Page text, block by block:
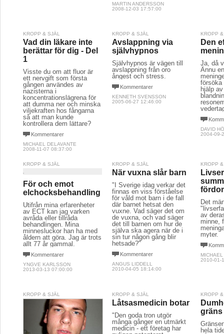
MARTIN ANDERSSON
2008-12-03 17:57:00
KROPP & SJÄL
Vad din läkare inte
berättar för dig - Del
1
Visste du om att fluor är
ett nervgift som första
gången användes av
nazisterna i
koncentrationslägrena för
att dumma ner och minska
viljekraften hos fångarna
så att man kunde
kontrollera dem lättare?
Kommentarer
MICHAEL DELAVANTE
2008-11-07 08:37:00
KROPP & SJÄL
Avslappning via
självhypnos
Självhypnos är vägen till
avslappning från oro
ångest och stress.
Kommentarer
KENNETH SVENSSON
2005-06-27 12:46:00
KROPP
Den
Ja, då
Ännu
försöka
hjälp
DAVID
2004-09-
KROPP & SJÄL
För och emot
elchocksbehandling
Utifrån mina erfarenheter
av ECT kan jag varken
avråda eller tillråda
behandlingen. Mina
minnesluckor han ha med
åldern att göra. Jag är trots
allt 77 år gammal.
Kommentarer
YNGVE KARLSSON
2013-03-13 07:00:00
KROPP & SJÄL
När vuxna slår barn
"I Sverige idag verkar det
finnas en viss förståelse
för våld mot barn i de fall
där barnet hetsat den
vuxne. Vad säger det om
de vuxna, och vad säger
det till barnen om hur de
själva ska agera när de i
sin tur någon gång blir
hetsade?"
Kommentarer
ANGUS LIDDELL
2010-04-05 18:14:00
KROPP
Det
av
minne,
myter.
2010-01-
KROPP & SJÄL KROPP & SJÄL
Låtsasmedicin botar
"Den goda tron utgör
många gånger en utmärkt
medicin - ett företag har
KROPP
gräns
hela